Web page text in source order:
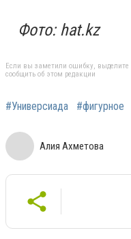
Фото: hat.kz
Если вы заметили ошибку,
сообщить об этом редакции
#Универсиада #фигурное
Алия Ахметова